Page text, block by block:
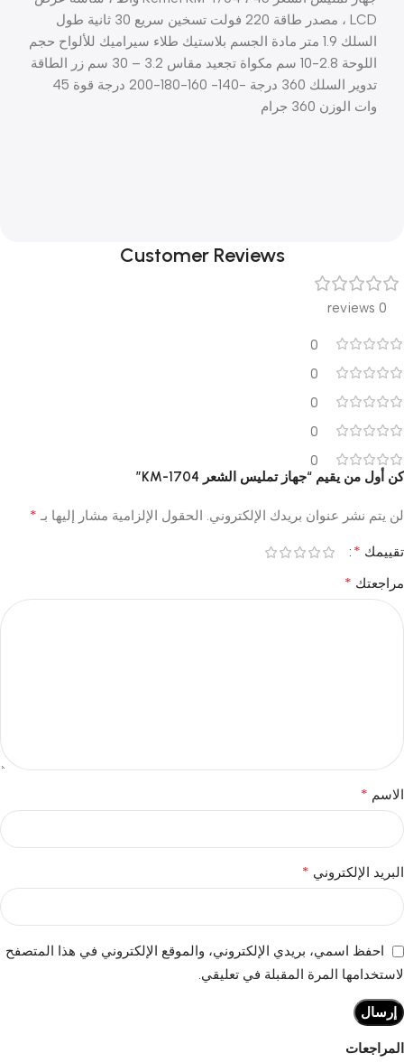
LCD ، مصدر طاقة 220 فولت تسخين سريع 30 ثانية طول
السلك 1.9 متر مادة الجسم بلاستيك طلاء سيراميك للألواح حجم
اللوحة 2.8-10 سم مكواة تجعيد مقاس 3.2 – 30 سم زر الطاقة
تدوير السلك 360 درجة -140- 160-180-200 درجة قوة 45
وات الوزن 360 جرام
Customer Reviews
0 reviews
0
0
0
0
0
المراجعات
كن أول من يقيم “جهاز تمليس الشعر KM-1704”
لن يتم نشر عنوان بريدك الإلكتروني. الحقول الإلزامية مشار إليها بـ *
تقييمك *
مراجعتك *
الاسم *
البريد الإلكتروني *
احفظ اسمي، بريدي الإلكتروني، والموقع الإلكتروني في هذا المتصفح
لاستخدامها المرة المقبلة في تعليقي.